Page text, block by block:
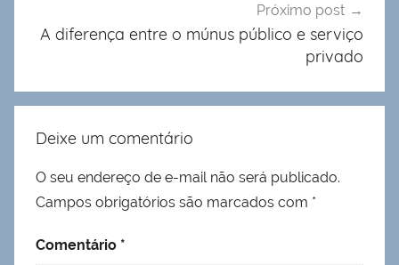
Próximo post
A diferença entre o múnus público e serviço
privado
Deixe um comentário
O seu endereço de e-mail não será publicado.
Campos obrigatórios são marcados com *
Comentário *